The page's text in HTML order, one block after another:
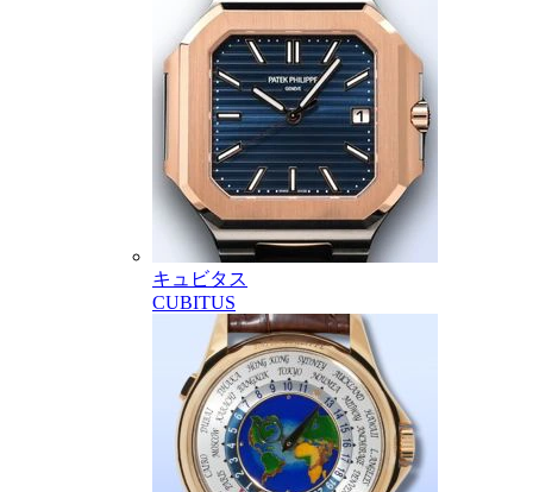
キュビタス
CUBITUS